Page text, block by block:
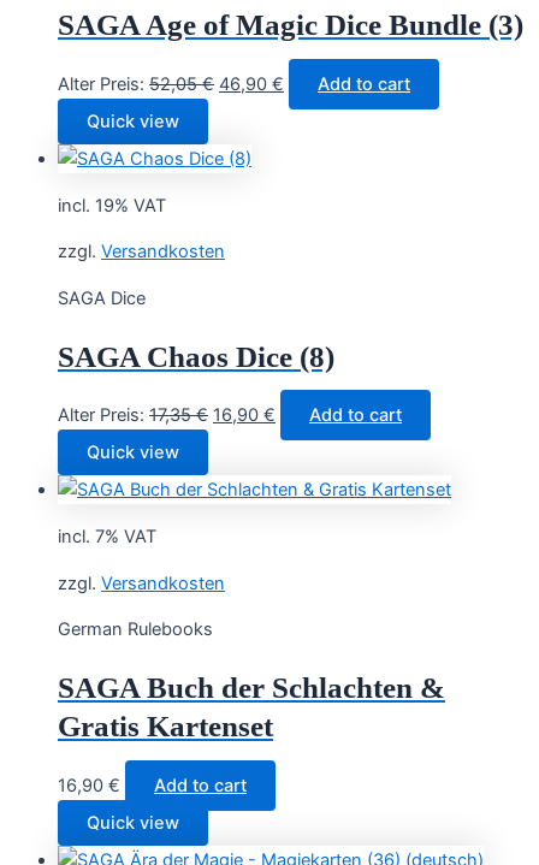
SAGA Age of Magic Dice Bundle (3)
Alter Preis: 52,05€ Original
52,05 €.
46,90 € Current
price
Add to cart
Quick view
incl. 19% VAT
zzgl. Versandkosten
SAGA Dice
SAGA Chaos Dice (8)
Alter Preis: 17,35€ Original
17,35 €.
16,90 € Current
price
16,90 €.
Add to cart
Quick view
incl. 7% VAT
zzgl. Versandkosten
German Rulebooks
SAGA Buch der Schlachten &
Gratis Kartenset
16,90 €
Add to cart
Quick view